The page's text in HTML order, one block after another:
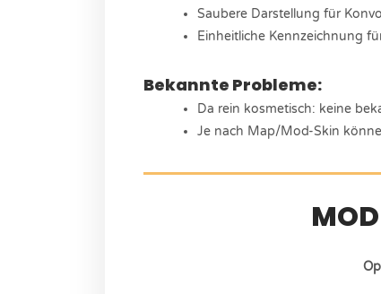
Saubere Darstellung für
Einheitliche Kennzeichnung
Bekannte Probleme:
Da rein kosmetisch: keine
Je nach Map/Mod-Skin
MOD